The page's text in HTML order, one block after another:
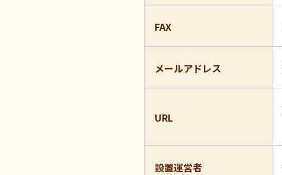
FAX
メールアドレス
URL
設置運営者